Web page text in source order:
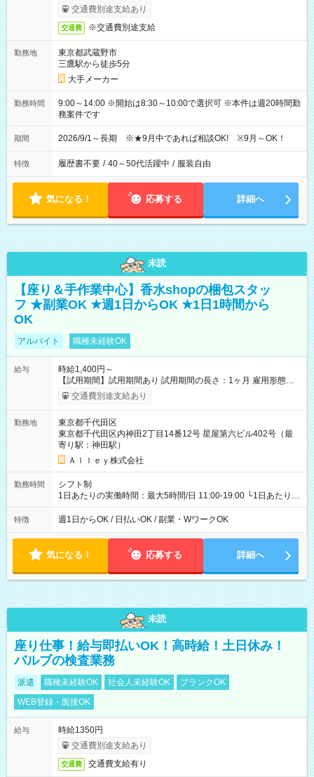
交通費別途支給あり
交通費 ※交通費別途支給
勤務地
東京都武蔵野市
三鷹駅から徒歩5分
大手メーカー
勤務時間
9:00～14:00 ※開始は8:30～10:00で選択可 ※本件は週20時間勤
務案件です
期間 2026/9/1～長期 ※★9月中であれば相談OK! ※9月～OK！
特徴 履歴書不要 / 40～50代活躍中 / 服装自由
気になる！ 応募する 詳細へ
未読
【座り＆手作業中心】香水shopの梱包スタッ
フ ★副業OK ★週1日からOK ★1日1時間から
OK
アルバイト 職種未経験OK
給与
時給1,400円～
【試用期間】試用期間あり 試用期間の長さ：1ヶ月 雇用形態、
給与は本採用時と同じです。
交通費別途支給あり
勤務地
東京都千代田区
東京都千代田区内神田2丁目14番12号 星屋第六ビル402号（最
寄り駅：神田駅）
Ａｌｌｅｙ株式会社
勤務時間
シフト制
1日あたりの実働時間：最大5時間/日 11:00-19:00 └1日あたりの
実働時間：1-5時間 └上記の時間帯内であれば、いつでも勤務可
能！ └平日・土曜日の中で、お好きな曜日でご勤務いただけま
18:00 などのように、自由な働き方が可能なお仕事です！
特徴 週1日からOK / 日払いOK / 副業・WワークOK
気になる！ 応募する 詳細へ
未読
座り仕事！給与即払いOK！高時給！土日休み！
バルブの検査業務
派遣 職種未経験OK 社会人未経験OK
ブランクOK
WEB登録・面接OK
給与
時給1350円
交通費別途支給あり
交通費 交通費支給有り